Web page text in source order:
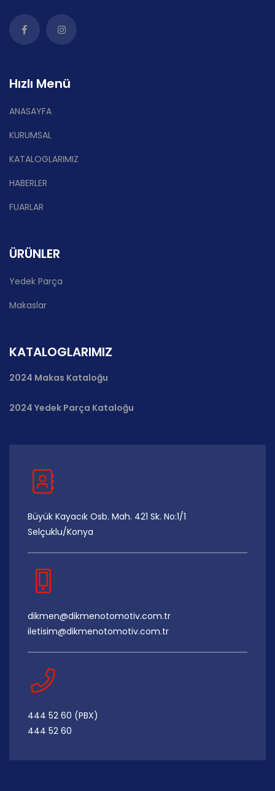
Hızlı Menü
ANASAYFA
KURUMSAL
KATALOGLARIMIZ
HABERLER
FUARLAR
ÜRÜNLER
Yedek Parça
Makaslar
KATALOGLARIMIZ
2024 Makas Kataloğu
2024 Yedek Parça Kataloğu
Büyük Kayacık Osb. Mah. 421 Sk. No:1/1
Selçuklu/Konya
dikmen@dikmenotomotiv.com.tr
iletisim@dikmenotomotiv.com.tr
444 52 60 (PBX)
444 52 60